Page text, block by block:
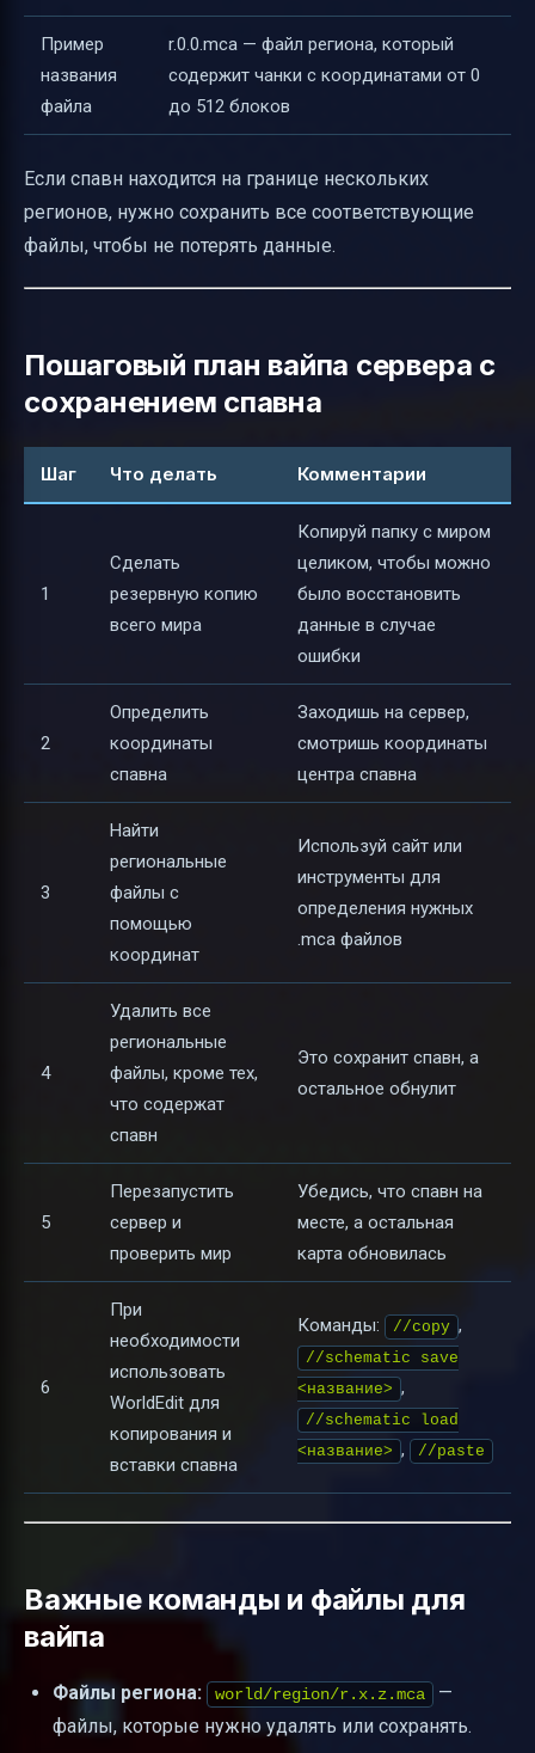
Пример
названия
файла
r.0.0.mca — файл региона, который
содержит чанки с координатами от 0
до 512 блоков
Если спавн находится на границе нескольких
регионов, нужно сохранить все соответствующие
файлы, чтобы не потерять данные.
Пошаговый план вайпа сервера с
сохранением спавна
Шаг Что делать Комментарии
1
Сделать
резервную копию
всего мира
Копируй папку с миром
целиком, чтобы можно
было восстановить
данные в случае
ошибки
2
Определить
координаты
спавна
Заходишь на сервер,
смотришь координаты
центра спавна
3
Найти
региональные
файлы с
помощью
координат
Используй сайт или
инструменты для
определения нужных
.mca файлов
4
Удалить все
региональные
файлы, кроме тех,
что содержат
спавн
Это сохранит спавн, а
остальное обнулит
5
Перезапустить
сервер и
проверить мир
Убедись, что спавн на
месте, а остальная
карта обновилась
6
При
необходимости
использовать
WorldEdit для
копирования и
вставки спавна
Команды: //copy ,
//schematic save
<название> ,
//schematic load
<название> , //paste
Важные команды и файлы для
вайпа
Файлы региона: world/region/r.x.z.mca
—
файлы, которые нужно удалять или сохранять.